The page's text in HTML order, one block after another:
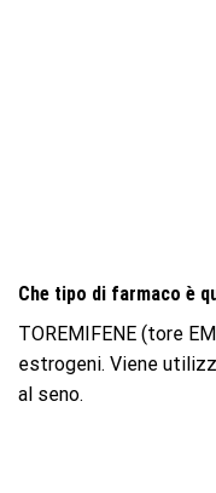
Che tipo di farmaco è
TOREMIFENE (tore
estrogeni. Viene
al seno.